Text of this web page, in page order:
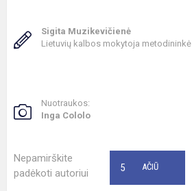
Sigita Muzikevičienė
Lietuvių kalbos mokytoja metodininkė
Nuotraukos:
Inga Cololo
Nepamirškite
padėkoti autoriui
AČIŪ
5